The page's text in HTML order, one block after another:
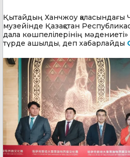
Қытайдың Ханчжоу қаласындағы
музейінде Қазақстан
дала көшпелілерінің
түрде ашылды, деп хабарлайды